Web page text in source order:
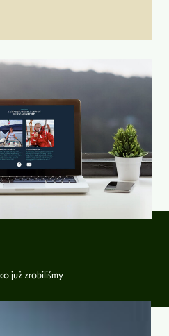
już zrobiliśmy